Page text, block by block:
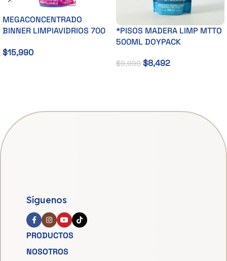
MEGACONCENTRADO
BINNER LIMPIAVIDRIOS 700
$15,990
*PISOS MADERA LIMP MTTO
500ML DOYPACK
$9,990 $8,492
Síguenos
PRODUCTOS
NOSOTROS